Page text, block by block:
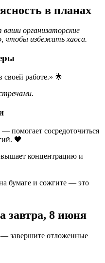
в планах
ваши организаторские
чтобы избежать хаоса.
своей работе.» 🌟
помогает сосредоточиться
🖤
концентрацию и
бумаге и сожгите — это
завтра, 8 июня
— завершите отложенные